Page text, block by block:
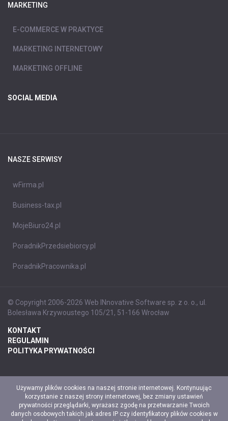
MARKETING
E-COMMERCE W PRAKTYCE
MARKETING INTERNETOWY
MARKETING OFFLINE
SOCIAL MEDIA
NASZE SERWISY
wFirma.pl
Business-tax.pl
MojeBiuro24.pl
PoradnikPrzedsiebiorcy.pl
PoradnikPracownika.pl
© Copyright 2006-2026 Web INnovative Software sp. z o. o., ul.
Bolesława Krzywoustego 105/21, 51-166 Wrocław
KONTAKT
REGULAMIN
POLITYKA PRYWATNOŚCI
Używamy plików cookies na naszej stronie internetowej. Kontynuując
korzystanie z naszej strony internetowej, bez zmiany ustawień
prywatności przeglądarki, wyrażasz zgodę na przetwarzanie Twoich
danych osobowych takich jak adres IP czy identyfikatory plików cookies w